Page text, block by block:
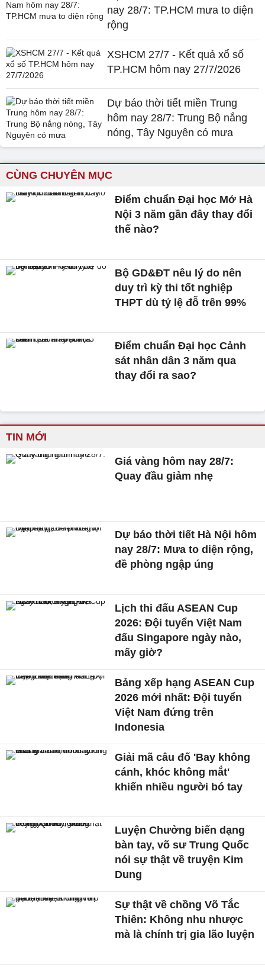
nay 28/7: TP.HCM mưa to diện
rộng
XSHCM 27/7 - Kết quả xổ số
TP.HCM hôm nay 27/7/2026
Dự báo thời tiết miền Trung
hôm nay 28/7: Trung Bộ nắng
nóng, Tây Nguyên có mưa
CÙNG CHUYÊN MỤC
Điểm chuẩn Đại học Mở Hà
Nội 3 năm gần đây thay đổi
thế nào?
Bộ GD&ĐT nêu lý do nên
duy trì kỳ thi tốt nghiệp
THPT dù tỷ lệ đỗ trên 99%
Điểm chuẩn Đại học Cảnh
sát nhân dân 3 năm qua
thay đổi ra sao?
TIN MỚI
Giá vàng hôm nay 28/7:
Quay đầu giảm nhẹ
Dự báo thời tiết Hà Nội hôm
nay 28/7: Mưa to diện rộng,
đề phòng ngập úng
Lịch thi đấu ASEAN Cup
2026: Đội tuyển Việt Nam
đấu Singapore ngày nào,
mấy giờ?
Bảng xếp hạng ASEAN Cup
2026 mới nhất: Đội tuyển
Việt Nam đứng trên
Indonesia
Giải mã câu đố 'Bay không
cánh, khóc không mắt'
khiến nhiều người bó tay
Luyện Chưởng biến dạng
bàn tay, võ sư Trung Quốc
nói sự thật về truyện Kim
Dung
Sự thật về chồng Võ Tắc
Thiên: Không nhu nhược
mà là chính trị gia lão luyện